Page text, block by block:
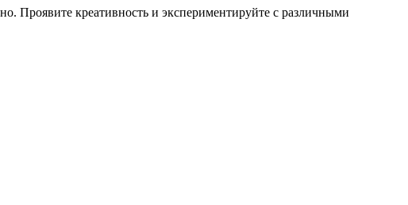
Проявите креативность и экспериментируйте с различными